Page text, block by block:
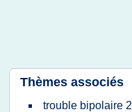
Thèmes associés
trouble bipolaire 2